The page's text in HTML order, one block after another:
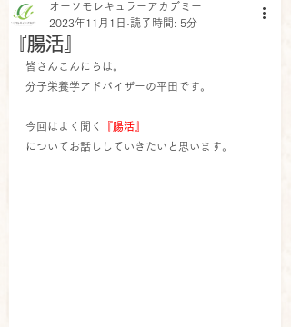
『腸活』
オーソモレキュラーアカデミー
2023年11月1日 読了時間: 5分
皆さんこんにちは。
分子栄養学アドバイザーの平田です。
今回はよく聞く
『腸活』
についてお話ししていきたいと思います。